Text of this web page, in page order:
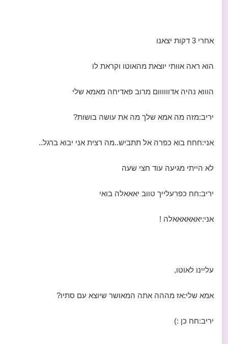
אחרי 3 דקות יצאנו
הוא ראה אוותי יוצאת מהאוטו וקראת לו
הוווא נהיה אדוווווום מרוב פאדיחה מאמא שלי
יריב:מזה מה אמא שלך מה את עושה בושות?
אני:חחח בוא כפרה אל תתביש..מה רצית אני יבוא ברגל..
לא הייתי מגיעה עוד חצי שעה
יריב:חח כפרעלייך טווב יאאאלה בואי
אני:יאאאאאאלה !
עליינו לאוטו,
אמא שלי:אז מההה אתה המאושר שיוצא עם סתיו?
יריב:חח כן :)